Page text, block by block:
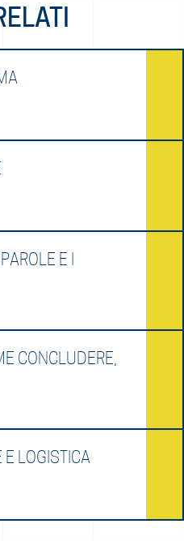
E I
CONCLUDERE,
E LOGISTICA